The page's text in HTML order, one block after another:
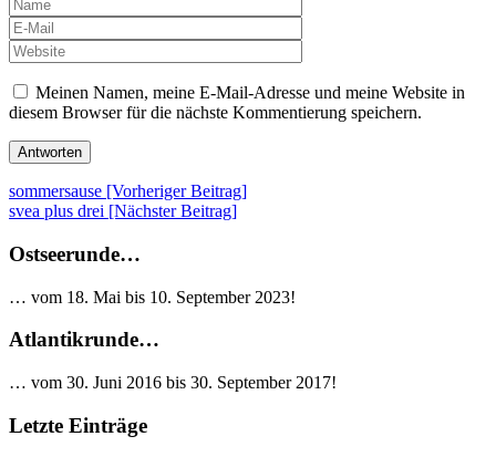
Meinen Namen, meine E-Mail-Adresse und meine Website in
diesem Browser für die nächste Kommentierung speichern.
Beitrags-
Navigation
sommersause [Vorheriger Beitrag]
svea plus drei [Nächster Beitrag]
Ostseerunde…
… vom 18. Mai bis 10. September 2023!
Atlantikrunde…
… vom 30. Juni 2016 bis 30. September 2017!
Letzte Einträge